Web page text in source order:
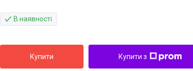
В наявності
Купити Купити з